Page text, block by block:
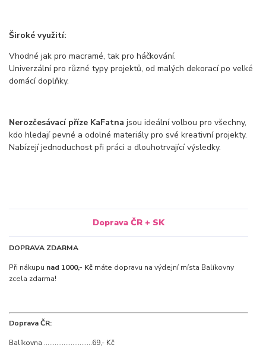
Široké využití:
Vhodné jak pro macramé, tak pro háčkování.
Univerzální pro různé typy projektů, od malých dekorací po velké
domácí doplňky.
Nerozčesávací příze KaFatna jsou ideální volbou pro všechny,
kdo hledají pevné a odolné materiály pro své kreativní projekty.
Nabízejí jednoduchost při práci a dlouhotrvající výsledky.
Doprava ČR + SK
DOPRAVA ZDARMA
Při nákupu nad 1000,- Kč máte dopravu na výdejní místa Balíkovny
zcela zdarma!
Doprava ČR:
Balíkovna ...........................69,- Kč